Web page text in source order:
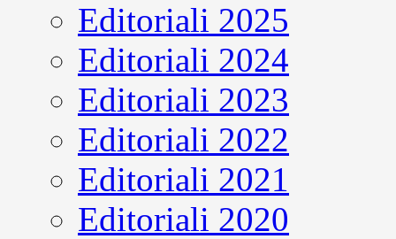
Editoriali 2025
Editoriali 2024
Editoriali 2023
Editoriali 2022
Editoriali 2021
Editoriali 2020